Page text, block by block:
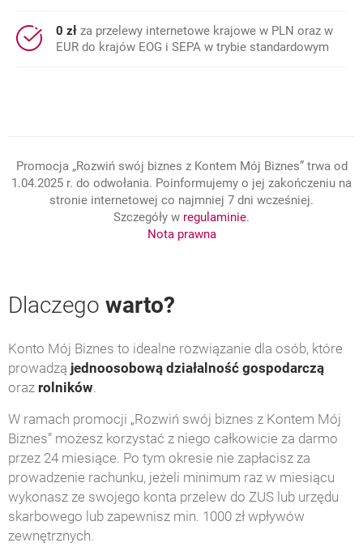
0 zł za przelewy internetowe krajowe w PLN oraz w
EUR do krajów EOG i SEPA w trybie standardowym
Promocja „Rozwiń swój biznes z Kontem Mój Biznes” trwa od
1.04.2025 r. do odwołania. Poinformujemy o jej zakończeniu na
stronie internetowej co najmniej 7 dni wcześniej.
Szczegóły w regulaminieotwiera się w nowej
.
Nota prawna
Dlaczego warto?
Konto Mój Biznes to idealne rozwiązanie dla osób, które
prowadzą jednoosobową działalność gospodarczą
oraz rolników.
W ramach promocji „Rozwiń swój biznes z Kontem Mój
Biznes” możesz korzystać z niego całkowicie za darmo
przez 24 miesiące. Po tym okresie nie zapłacisz za
prowadzenie rachunku, jeżeli minimum raz w miesiącu
wykonasz ze swojego konta przelew do ZUS lub urzędu
skarbowego lub zapewnisz min. 1000 zł wpływów
zewnętrznych.